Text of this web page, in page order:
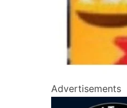
Advertisements